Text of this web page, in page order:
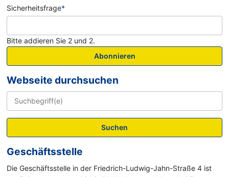
Sicherheitsfrage*
Bitte addieren Sie 2 und 2.
Abonnieren
Webseite durchsuchen
Suchen
Geschäftsstelle
Die Geschäftsstelle in der Friedrich-Ludwig-Jahn-Straße 4 ist